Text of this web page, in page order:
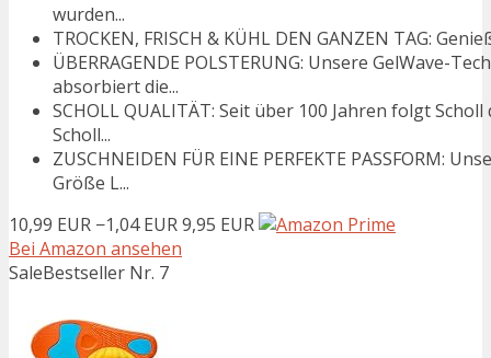
wurden...
TROCKEN, FRISCH & KÜHL DEN GANZEN TAG:
ÜBERRAGENDE POLSTERUNG: Unsere GelWave-
absorbiert die...
SCHOLL QUALITÄT: Seit über 100 Jahren folgt
Scholl...
ZUSCHNEIDEN FÜR EINE PERFEKTE PASSFORM:
Größe L...
10,99 EUR −1,04 EUR9,95 EUR
Bei Amazon ansehen
SaleBestseller Nr. 7